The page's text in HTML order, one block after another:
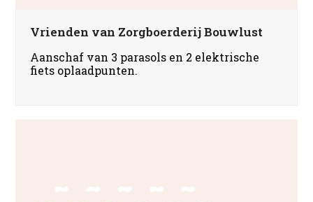
Vrienden van Zorgboerderij Bouwlust
Aanschaf van 3 parasols en 2 elektrische
fiets oplaadpunten.